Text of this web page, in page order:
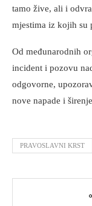
tamo žive, ali i
mjestima iz kojih su
Od međunarodnih
incident i pozovu
odgovorne,
nove napade i
PRAVOSLAVNI KRST